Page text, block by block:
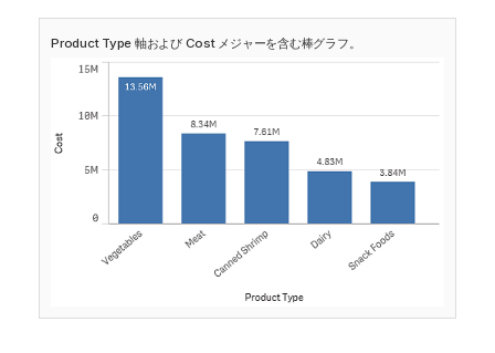
Product Type 軸および Cost メジャーを含む棒グラフ。